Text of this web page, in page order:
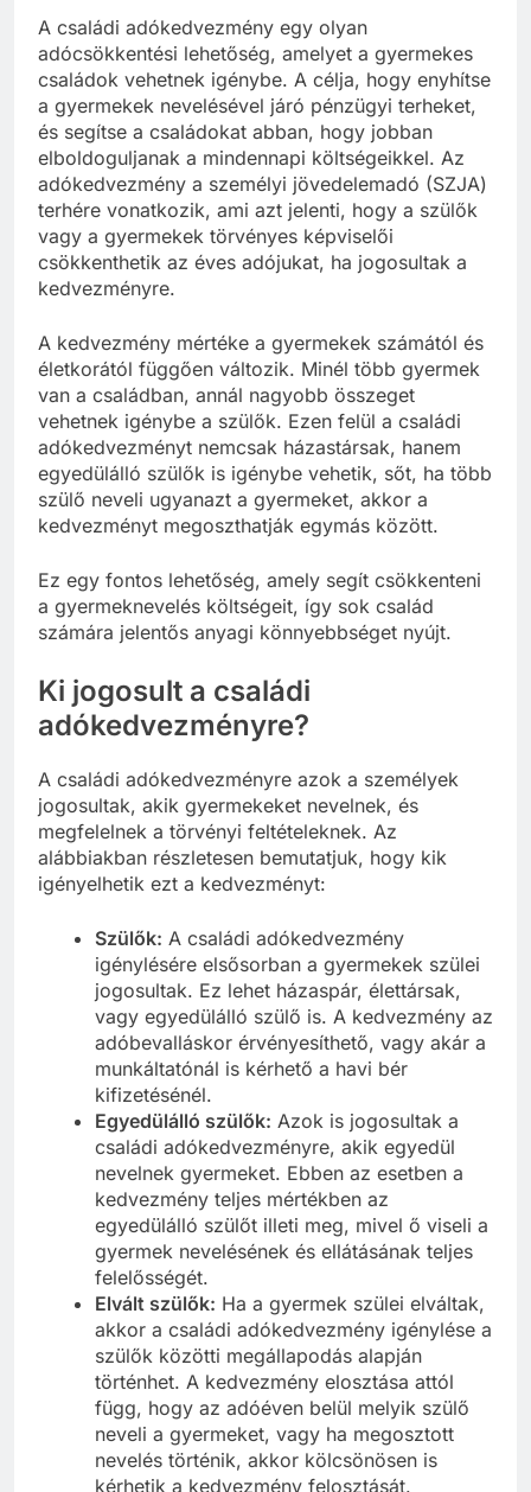
A családi adókedvezmény egy olyan
adócsökkentési lehetőség, amelyet a gyermekes
családok vehetnek igénybe. A célja, hogy enyhítse
a gyermekek nevelésével járó pénzügyi terheket,
és segítse a családokat abban, hogy jobban
elboldoguljanak a mindennapi költségeikkel. Az
adókedvezmény a személyi jövedelemadó (SZJA)
terhére vonatkozik, ami azt jelenti, hogy a szülők
vagy a gyermekek törvényes képviselői
csökkenthetik az éves adójukat, ha jogosultak a
kedvezményre.
A kedvezmény mértéke a gyermekek számától és
életkorától függően változik. Minél több gyermek
van a családban, annál nagyobb összeget
vehetnek igénybe a szülők. Ezen felül a családi
adókedvezményt nemcsak házastársak, hanem
egyedülálló szülők is igénybe vehetik, sőt, ha több
szülő neveli ugyanazt a gyermeket, akkor a
kedvezményt megoszthatják egymás között.
Ez egy fontos lehetőség, amely segít csökkenteni
a gyermeknevelés költségeit, így sok család
számára jelentős anyagi könnyebbséget nyújt.
Ki jogosult a családi
adókedvezményre?
A családi adókedvezményre azok a személyek
jogosultak, akik gyermekeket nevelnek, és
megfelelnek a törvényi feltételeknek. Az
alábbiakban részletesen bemutatjuk, hogy kik
igényelhetik ezt a kedvezményt:
Szülők: A családi adókedvezmény
igénylésére elsősorban a gyermekek szülei
jogosultak. Ez lehet házaspár, élettársak,
vagy egyedülálló szülő is. A kedvezmény az
adóbevalláskor érvényesíthető, vagy akár a
munkáltatónál is kérhető a havi bér
kifizetésénél.
Egyedülálló szülők: Azok is jogosultak a
családi adókedvezményre, akik egyedül
nevelnek gyermeket. Ebben az esetben a
kedvezmény teljes mértékben az
egyedülálló szülőt illeti meg, mivel ő viseli a
gyermek nevelésének és ellátásának teljes
felelősségét.
Elvált szülők: Ha a gyermek szülei elváltak,
akkor a családi adókedvezmény igénylése a
szülők közötti megállapodás alapján
történhet. A kedvezmény elosztása attól
függ, hogy az adóéven belül melyik szülő
neveli a gyermeket, vagy ha megosztott
nevelés történik, akkor kölcsönösen is
kérhetik a kedvezmény felosztását.